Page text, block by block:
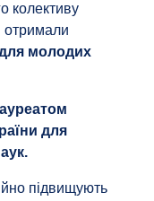
колективу
молодих
для
підвищують